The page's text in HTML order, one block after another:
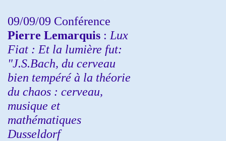
09/09/09 Conférence
Pierre Lemarquis : Lux
Fiat : Et la lumière fut:
"J.S.Bach, du cerveau
bien tempéré à la théorie
du chaos : cerveau,
musique et
mathématiques
Dusseldorf